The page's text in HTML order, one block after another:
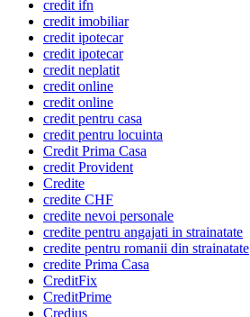
credit ifn
credit imobiliar
credit ipotecar
credit ipotecar
credit neplatit
credit online
credit online
credit pentru casa
credit pentru locuinta
Credit Prima Casa
credit Provident
Credite
credite CHF
credite nevoi personale
credite pentru angajati in strainatate
credite pentru romanii din strainatate
credite Prima Casa
CreditFix
CreditPrime
Credius